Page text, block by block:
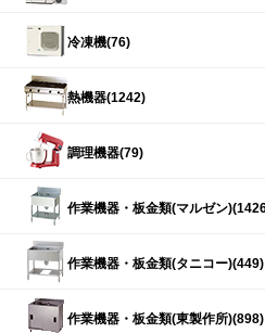
冷凍機(76)
熱機器(1242)
調理機器(79)
作業機器・板金類(マルゼン
作業機器・板金類(タニコー)(449)
作業機器・板金類(東製作所)(898)